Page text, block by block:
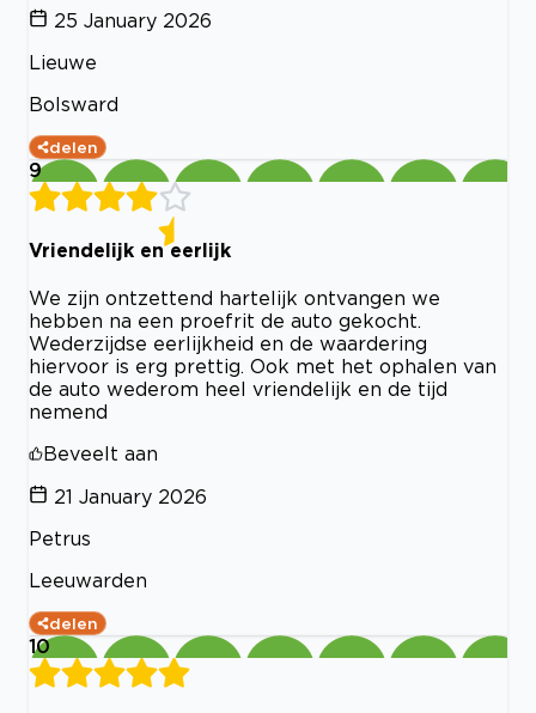
25 January 2026
Lieuwe
Bolsward
delen
9
Vriendelijk en eerlijk
We zijn ontzettend hartelijk ontvangen we
hebben na een proefrit de auto gekocht.
Wederzijdse eerlijkheid en de waardering
hiervoor is erg prettig. Ook met het ophalen van
de auto wederom heel vriendelijk en de tijd
nemend
Beveelt aan
21 January 2026
Petrus
Leeuwarden
delen
10